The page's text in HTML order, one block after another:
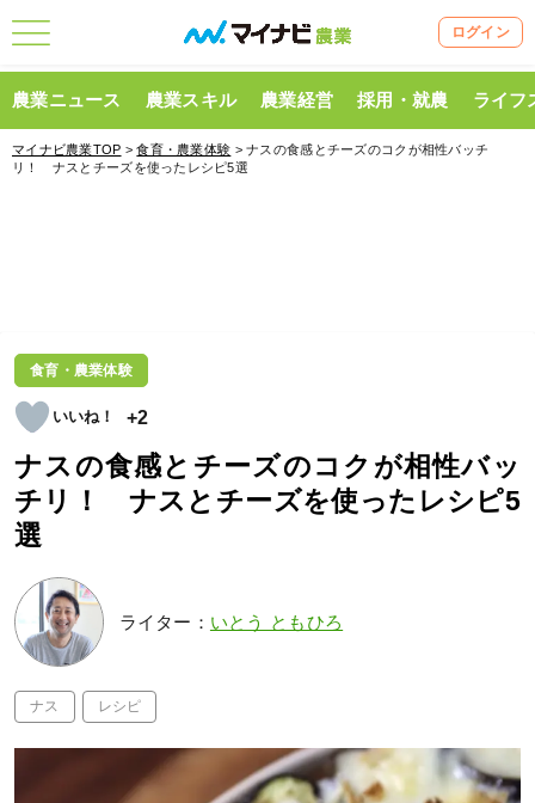
ログイン
農業ニュース 農業スキル 農業経営 採用・就農 ライフ
マイナビ農業TOP >食育・農業体験 > ナスの食感とチーズのコクが相性バッチ
リ！ ナスとチーズを使ったレシピ5選
食育・農業体験
+2
ナスの食感とチーズのコクが相性バッ
チリ！ ナスとチーズを使ったレシピ5
選
ライター： いとう ともひろ
ナス レシピ